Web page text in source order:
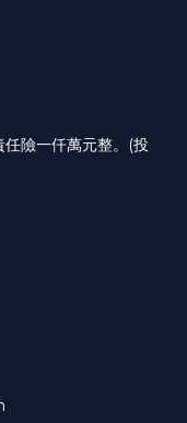
險一仟萬元整。(投